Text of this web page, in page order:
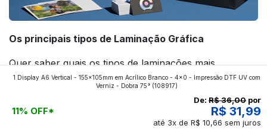
Os principais tipos de Laminação Gráfica
Quer saber quais os tipos de laminações mais
aplicados nos impressos da gráfica FuturaIM? Então,
continue a leitura que vamos revelar para você!
1 Display A6 Vertical - 155x105mm em Acrílico Branco - 4x0 - Impressão DTF UV com
Verniz - Dobra 75°(108917)
11% OFF*
De: R$ 36,00 por
R$ 31,99
até 3x de R$ 10,66 sem juros